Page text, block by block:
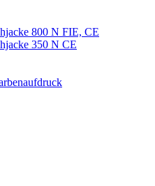
800 N FIE, CE
350 N CE